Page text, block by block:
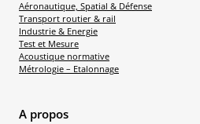
Aéronautique, Spatial & Défense
Transport routier & rail
Industrie & Energie
Test et Mesure
Acoustique normative
Métrologie – Etalonnage
A propos